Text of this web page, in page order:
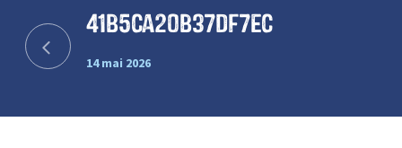
41b5ca20b37df7ec
14 mai 2026